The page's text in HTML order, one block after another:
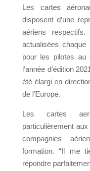
Les cartes
disposent d’une
aériens
actualisées
pour les pilotes
l’année d’édition
été élargi en
de l’Europe.
Les cartes
particulièrement
compagnies
formation. “Il me
répondre